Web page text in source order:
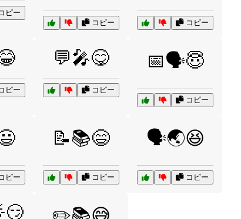
ピー
コピー コピー
ピー
💬🎤😋
コピー
📅🗣️😇
コピー
ピー
📝📚😄
コピー
🗣️🌏😆
コピー